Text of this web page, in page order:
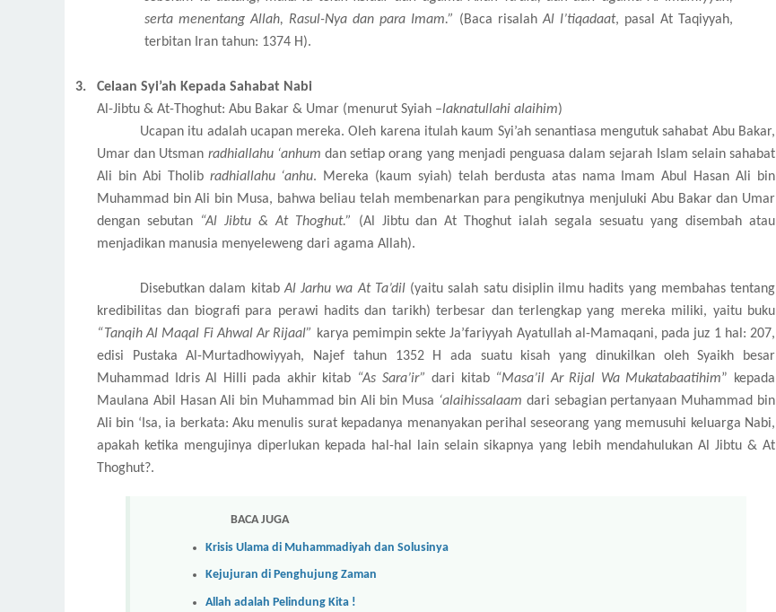
serta menentang Allah, Rasul-Nya dan para Imam.” (Baca risalahAl I’tiqadaat, pasal At Taqiyyah,
terbitan Iran tahun: 1374 H).
3.
Celaan Syi’ah Kepada Sahabat Nabi
Al-Jibtu & At-Thoghut: Abu Bakar & Umar (menurut Syiah –laknatullahi alaihim)
Ucapan itu adalah ucapan mereka. Oleh karena itulah kaum Syi’ah senantiasa mengutuk sahabat Abu Bakar,
Umar dan Utsman radhiallahu ‘anhum dan setiap orang yang menjadi penguasa dalam sejarah Islam selain sahabat
Ali bin Abi Tholib radhiallahu ‘anhu. Mereka (kaum syiah) telah berdusta atas nama Imam Abul Hasan Ali bin
Muhammad bin Ali bin Musa, bahwa beliau telah membenarkan para pengikutnya menjuluki Abu Bakar dan Umar
dengan sebutan
“Al Jibtu & At Thoghut.”
(Al Jibtu dan At Thoghut ialah segala sesuatu yang disembah atau
menjadikan manusia menyeleweng dari agama Allah).
Disebutkan dalam kitabAl Jarhu wa At Ta’dil(yaitu salah satu disiplin ilmu hadits yang membahas tentang
kredibilitas dan biografi para perawi hadits dan tarikh) terbesar dan terlengkap yang mereka miliki, yaitu buku
“Tanqih Al Maqal Fi Ahwal Ar Rijaal” karya pemimpin sekte Ja’fariyyah Ayatullah al-Mamaqani, pada juz 1 hal: 207,
edisi Pustaka Al-Murtadhowiyyah, Najef tahun 1352 H ada suatu kisah yang dinukilkan oleh Syaikh besar
Muhammad Idris Al Hilli pada akhir kitab “As Sara’ir” dari kitab “Masa’il Ar Rijal Wa Mukatabaatihim” kepada
Maulana Abil Hasan Ali bin Muhammad bin Ali bin Musa ‘alaihissalaam dari sebagian pertanyaan Muhammad bin
Ali bin ‘Isa, ia berkata: Aku menulis surat kepadanya menanyakan perihal seseorang yang memusuhi keluarga Nabi,
apakah ketika mengujinya diperlukan kepada hal-hal lain selain sikapnya yang lebih mendahulukan Al Jibtu & At
Thoghut?.
BACA JUGA
Krisis Ulama di Muhammadiyah dan Solusinya
Kejujuran di Penghujung Zaman
Allah adalah Pelindung Kita !